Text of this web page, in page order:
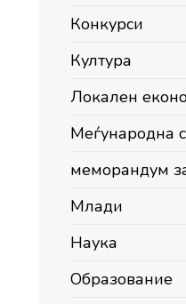
Конкурси
Култура
Локален
Меѓународна
меморандум
Млади
Наука
Образование